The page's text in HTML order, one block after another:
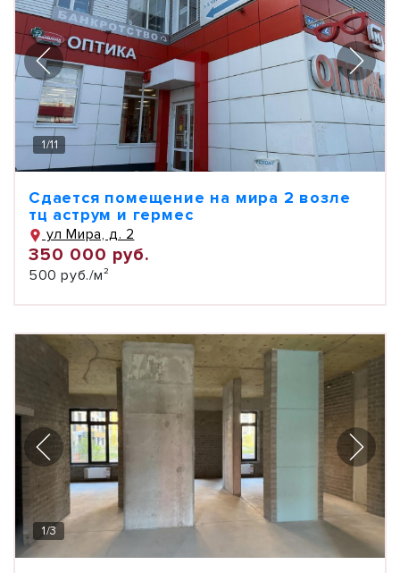
1/11
Сдается помещение на мира 2 возле
тц аструм и гермес
ул Мира, д. 2
350 000 руб.
500 руб./м²
1/3